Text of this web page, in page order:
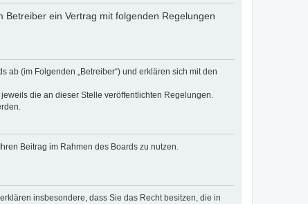
Betreiber ein Vertrag mit folgenden Regelungen
ab (im Folgenden „Betreiber“) und erklären sich mit den
die an dieser Stelle veröffentlichten Regelungen.
Beitrag im Rahmen des Boards zu nutzen.
insbesondere, dass Sie das Recht besitzen, die in